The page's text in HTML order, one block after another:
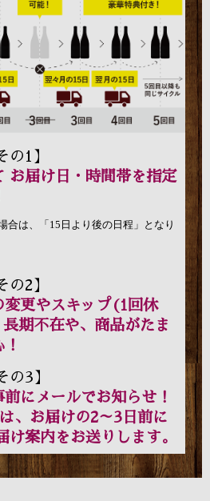
の1】
お届け日・時間帯を指定
合は、「15日より後の日程」となり
の2】
変更やスキップ(1回休
期不在や、商品がたま
の3】
にメールでお知らせ！
、お届けの2～3日前に
け案内をお送りします。